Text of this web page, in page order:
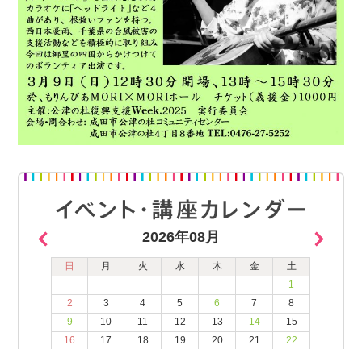
2026年08月
日 月 火 水 木 金
土
1
2
3 4 5 6 7
8
9
10 11 12 13 14
15
16
17 18 19 20 21
22